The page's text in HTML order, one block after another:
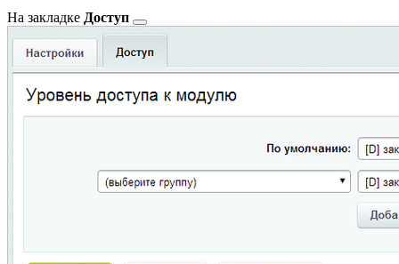
На закладке Доступ